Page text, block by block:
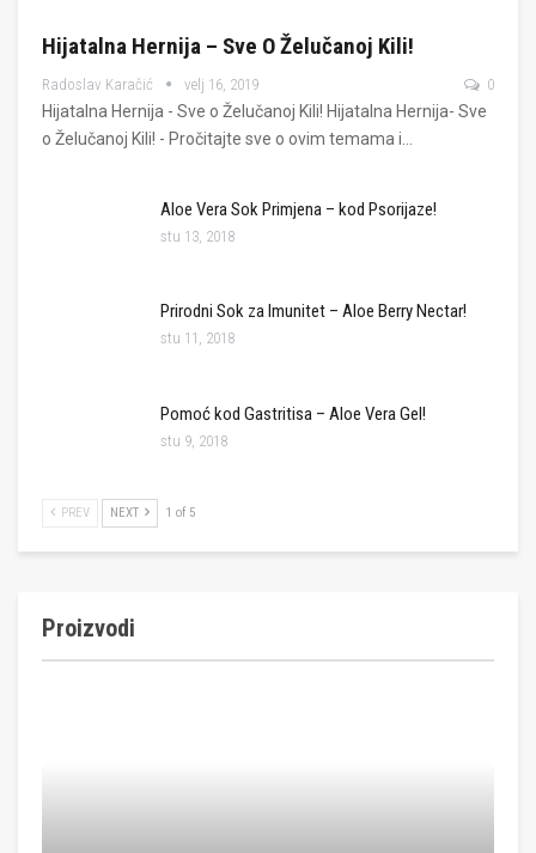
Hijatalna Hernija – Sve O Želučanoj Kili!
Radoslav Karačić velj 16, 2019 0
Hijatalna Hernija - Sve o Želučanoj Kili! Hijatalna Hernija- Sve
o Želučanoj Kili! - Pročitajte sve o ovim temama i…
Aloe Vera Sok Primjena – kod Psorijaze!
stu 13, 2018
Prirodni Sok za Imunitet – Aloe Berry Nectar!
stu 11, 2018
Pomoć kod Gastritisa – Aloe Vera Gel!
stu 9, 2018
PREV NEXT 1 of 5
Proizvodi